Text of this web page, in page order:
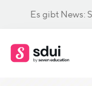
Es gibt News: